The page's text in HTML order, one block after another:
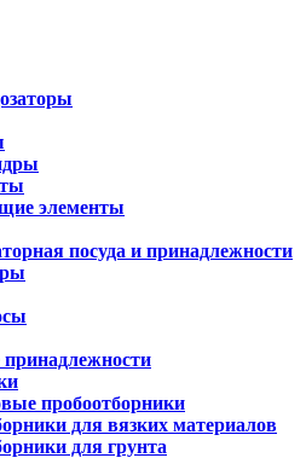
элементы
посуда и принадлежности
пробоотборники
для вязких материалов
для грунта